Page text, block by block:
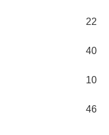
22
40
10
46